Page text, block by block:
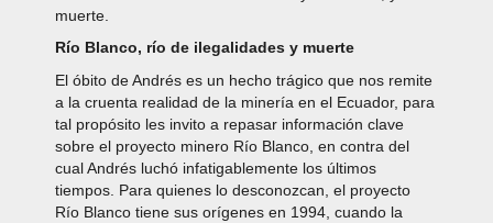
muerte.
Río Blanco, río de ilegalidades y muerte
El óbito de Andrés es un hecho trágico que nos remite
a la cruenta realidad de la minería en el Ecuador, para
tal propósito les invito a repasar información clave
sobre el proyecto minero Río Blanco, en contra del
cual Andrés luchó infatigablemente los últimos
tiempos. Para quienes lo desconozcan, el proyecto
Río Blanco tiene sus orígenes en 1994, cuando la